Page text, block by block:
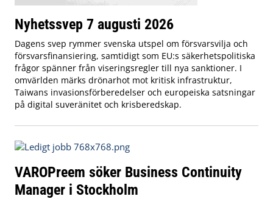
Nyhetssvep 7 augusti 2026
Dagens svep rymmer svenska utspel om försvarsvilja och
försvarsfinansiering, samtidigt som EU:s säkerhetspolitiska
frågor spänner från viseringsregler till nya sanktioner. I
omvärlden märks drönarhot mot kritisk infrastruktur,
Taiwans invasionsförberedelser och europeiska satsningar
på digital suveränitet och krisberedskap.
VAROPreem söker Business Continuity
Manager i Stockholm